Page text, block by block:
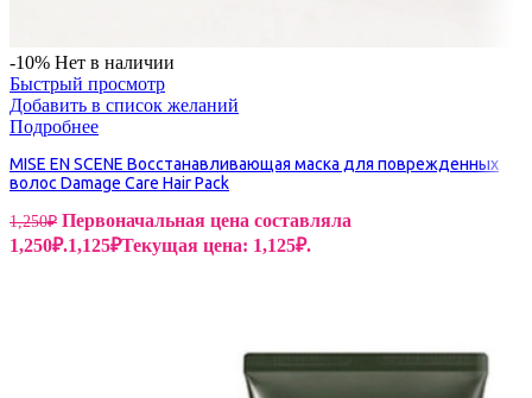
-10% Нет в наличии
Быстрый просмотр
Добавить в список желаний
Подробнее
MISE EN SCENE Восстанавливающая маска для поврежденных
волос Damage Care Hair Pack
1,250₽ Первоначальная цена составляла
1,250₽.1,125₽Текущая цена: 1,125₽.